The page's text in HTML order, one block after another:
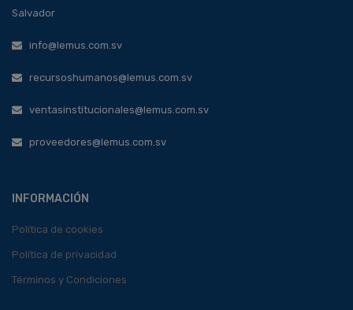
Salvador
info@lemus.com.sv
recursoshumanos@lemus.com.sv
ventasinstitucionales@lemus.com.sv
proveedores@lemus.com.sv
INFORMACIÓN
Política de cookies
Política de privacidad
Términos y Condiciones